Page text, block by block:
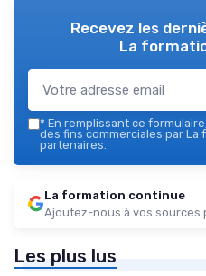
Recevez les
La
* En remplissant ce
des fins commerciales par
partenaires.
La formation continue
Ajoutez-nous à vos sources
Les plus lus